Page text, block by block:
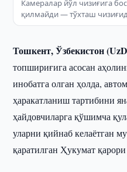
Камералар йўл чизиғига
қилмайди — тўхташ
Тошкент, Ўзбекистон
топшириғига асосан
инобатга олган ҳолда,
ҳаракатланиш тартибини
ҳайдовчиларга қўшимча
уларни қийнаб келаётган
қаратилган Ҳукумат